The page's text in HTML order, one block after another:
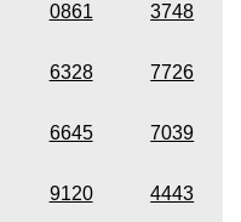
0861 3748
6328 7726
6645 7039
9120 4443